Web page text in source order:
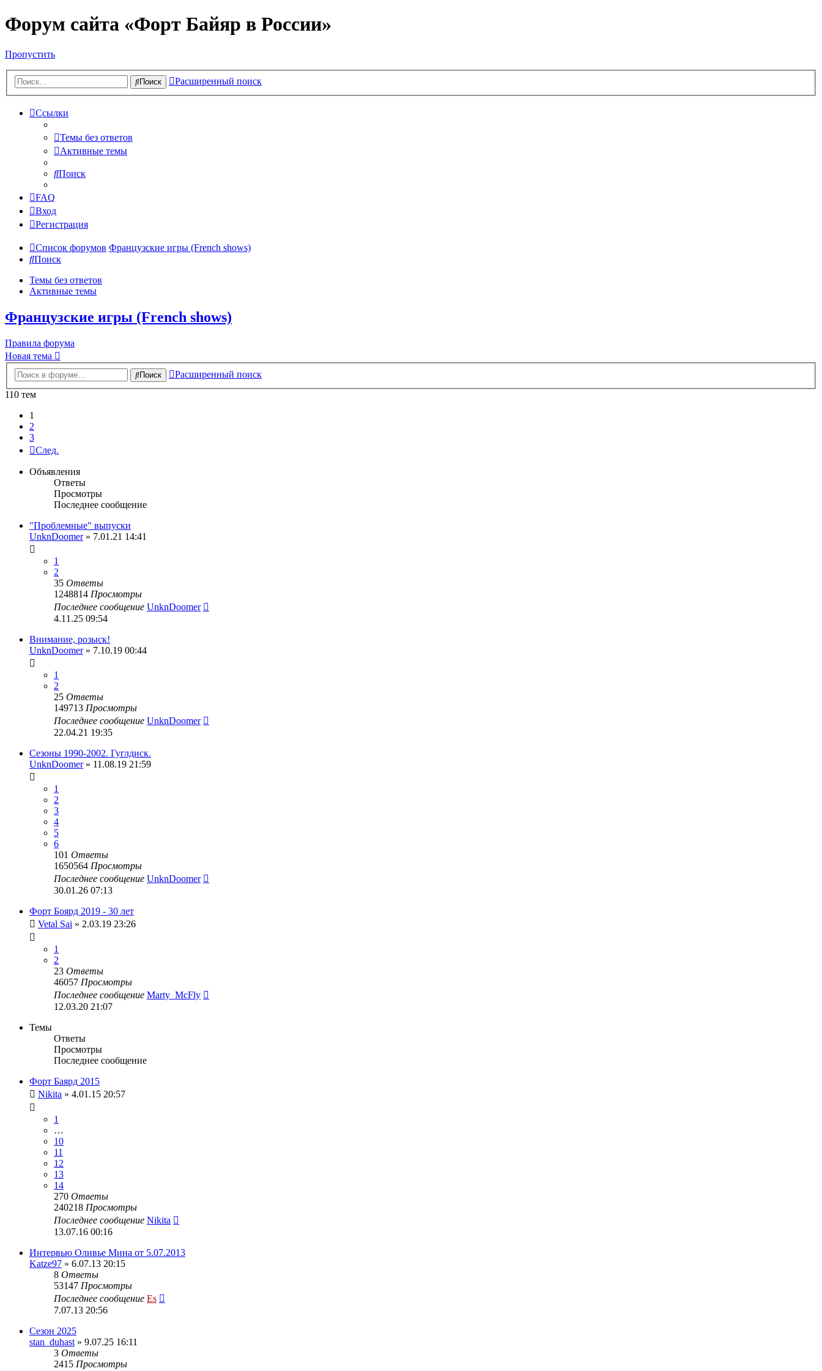
Форум сайта «Форт Байяр в России»
Пропустить
Поиск Расширенный поиск
Ссылки
Темы без ответов
Активные темы
Поиск
FAQ
Вход
Регистрация
Список форумов Французские игры (French shows)
Поиск
Темы без ответов
Активные темы
Французские игры (French shows)
Правила форума
Новая тема
Поиск
Расширенный поиск
110 тем
1
2
3
След.
Объявления
Ответы
Просмотры
Последнее сообщение
"Проблемные" выпуски
UnknDoomer» 7.01.21 14:41
1
2
35 Ответы
1248814 Просмотры
Последнее сообщение UnknDoomer
4.11.25 09:54
Внимание, розыск!
UnknDoomer» 7.10.19 00:44
1
2
25 Ответы
149713 Просмотры
Последнее сообщение UnknDoomer
22.04.21 19:35
Сезоны 1990-2002. Гуглдиск.
UnknDoomer» 11.08.19 21:59
1
2
3
4
5
6
101 Ответы
1650564 Просмотры
Последнее сообщение UnknDoomer
30.01.26 07:13
Форт Боярд 2019 - 30 лет
Vetal Sai » 2.03.19 23:26
1
2
23 Ответы
46057 Просмотры
Последнее сообщение Marty_McFly
12.03.20 21:07
Темы
Ответы
Просмотры
Последнее сообщение
Форт Баярд 2015
Nikita » 4.01.15 20:57
1
…
10
11
12
13
14
270 Ответы
240218 Просмотры
Последнее сообщение Nikita
13.07.16 00:16
Интервью Оливье Мина от 5.07.2013
Katze97 » 6.07.13 20:15
8 Ответы
53147 Просмотры
Последнее сообщение Es
7.07.13 20:56
Сезон 2025
stan_duhast » 9.07.25 16:11
3 Ответы
2415 Просмотры